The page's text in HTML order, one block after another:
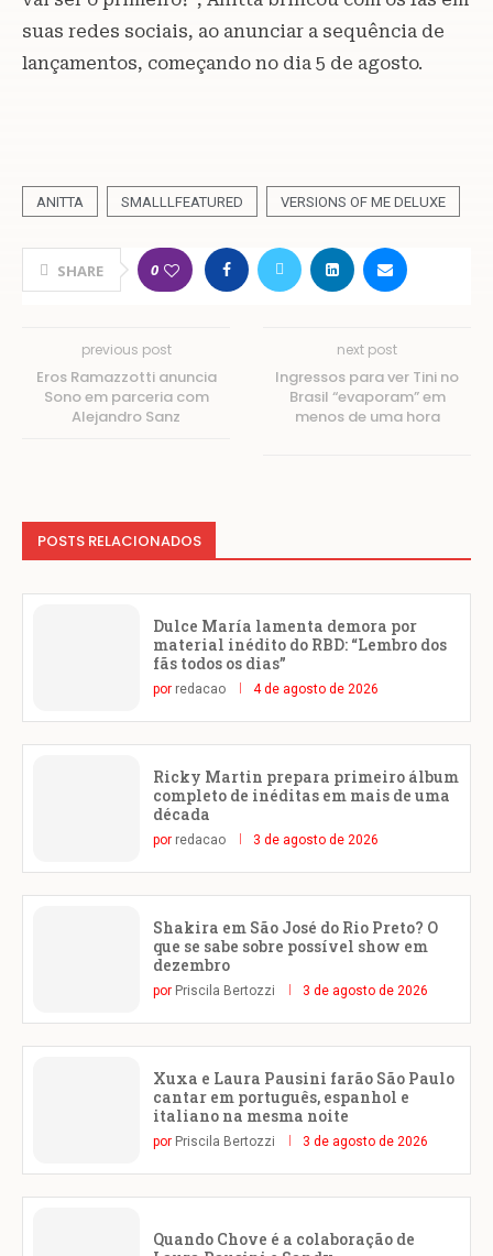
suas redes sociais, ao anunciar a sequência de
lançamentos, começando no dia 5 de agosto.
ANITTA SMALLLFEATURED VERSIONS OF ME DELUXE
SHARE 0
previous post
Eros Ramazzotti anuncia
Sono em parceria com
Alejandro Sanz
next post
Ingressos para ver Tini no
Brasil “evaporam” em
menos de uma hora
POSTS RELACIONADOS
Dulce María lamenta demora por
material inédito do RBD: “Lembro dos
fãs todos os dias”
por redacao 4 de agosto de 2026
Ricky Martin prepara primeiro álbum
completo de inéditas em mais de uma
década
por redacao 3 de agosto de 2026
Shakira em São José do Rio Preto? O
que se sabe sobre possível show em
dezembro
por Priscila Bertozzi 3 de agosto de 2026
Xuxa e Laura Pausini farão São Paulo
cantar em português, espanhol e
italiano na mesma noite
por Priscila Bertozzi 3 de agosto de 2026
Quando Chove é a colaboração de